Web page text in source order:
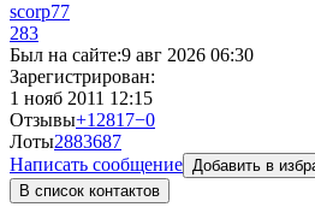
scorp77
283
Был на сайте:9 авг 2026 06:30
Зарегистрирован:
1 нояб 2011 12:15
Отзывы+12817−0
Лоты2883687
Написать сообщение Добавить в
В список контактов